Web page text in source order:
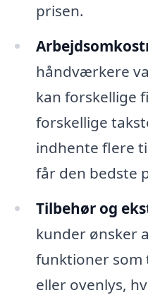
prisen.
håndværkere
kan forskellige
forskellige
indhente flere
får den bedste
Tilbehør og
kunder ønsker
funktioner som
eller ovenlys,